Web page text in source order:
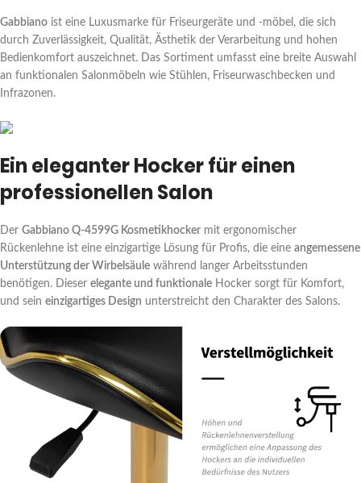
Gabbiano ist eine Luxusmarke für Friseurgeräte und -möbel, die sich
durch Zuverlässigkeit, Qualität, Ästhetik der Verarbeitung und hohen
Bedienkomfort auszeichnet. Das Sortiment umfasst eine breite Auswahl
an funktionalen Salonmöbeln wie Stühlen, Friseurwaschbecken und
Infrazonen.
Ein eleganter Hocker für einen
professionellen Salon
Der Gabbiano Q-4599G Kosmetikhocker mit ergonomischer
Rückenlehne ist eine einzigartige Lösung für Profis, die eine angemessene
Unterstützung der Wirbelsäule während langer Arbeitsstunden
benötigen. Dieser elegante und funktionale Hocker sorgt für Komfort,
und sein einzigartiges Design unterstreicht den Charakter des Salons.